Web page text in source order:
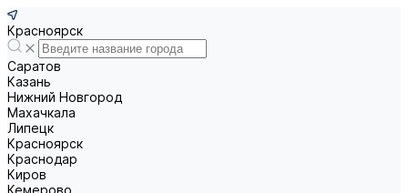
Красноярск
Саратов
Казань
Нижний Новгород
Махачкала
Липецк
Красноярск
Краснодар
Киров
Кемерово